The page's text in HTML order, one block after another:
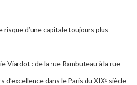
risque d’une capitale toujours plus
Viardot : de la rue Rambuteau à la rue
d’excellence dans le Paris du XIXᵉ siècle